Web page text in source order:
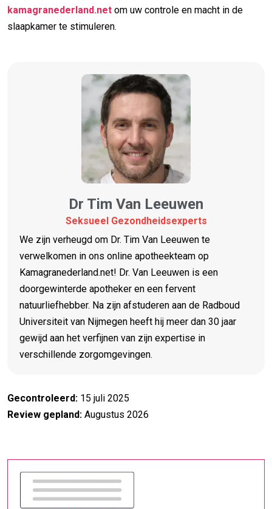
kamagranederland.net om uw controle en macht in de
slaapkamer te stimuleren.
Dr Tim Van Leeuwen
Seksueel Gezondheidsexperts
We zijn verheugd om Dr. Tim Van Leeuwen te
verwelkomen in ons online apotheekteam op
Kamagranederland.net! Dr. Van Leeuwen is een
doorgewinterde apotheker en een fervent
natuurliefhebber. Na zijn afstuderen aan de Radboud
Universiteit van Nijmegen heeft hij meer dan 30 jaar
gewijd aan het verfijnen van zijn expertise in
verschillende zorgomgevingen.
Gecontroleerd: 15 juli 2025
Review gepland: Augustus 2026